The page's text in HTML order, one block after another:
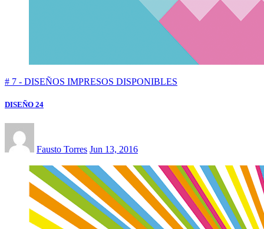
# 7 - DISEÑOS IMPRESOS DISPONIBLES
DISEÑO 24
Fausto Torres Jun 13, 2016